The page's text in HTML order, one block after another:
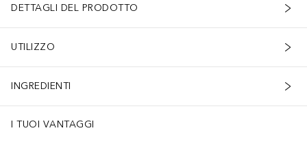
DETTAGLI DEL PRODOTTO
UTILIZZO
INGREDIENTI
I TUOI VANTAGGI